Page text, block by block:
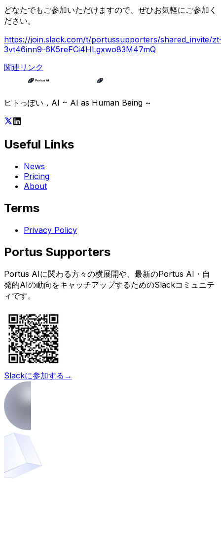
どなたでもご参加いただけますので、ぜひお気軽にご参加く
ださい。
https://join.slack.com/t/portussupporters/shared_invite/
3vt46inn9-6K5reFCi4HLgxwo83M47mQ
関連リンク
ヒトっぽい，AI ~ AI as Human Being ~
Useful Links
News
Pricing
About
Terms
Privacy Policy
Portus Supporters
Portus AIに関わる方々の横展開や、最新のPortus AI・自
発的AIの動向をキャッチアップするためのSlackコミュニテ
ィです。
Slackに参加する →